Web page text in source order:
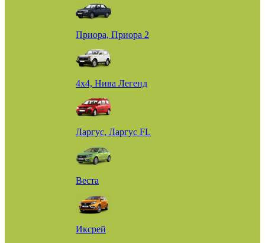
Приора, Приора 2
4х4, Нива Легенд
Ларгус, Ларгус FL
Веста
Иксрей